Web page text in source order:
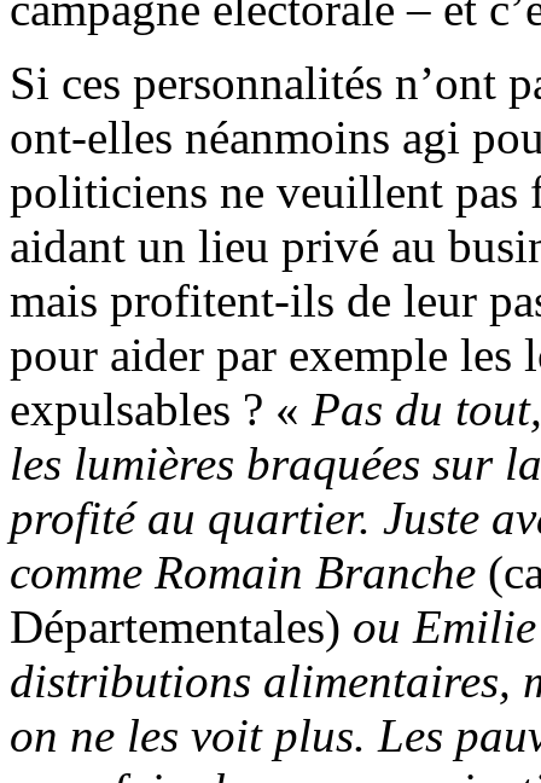
Si ces personnalités n’ont
ont-elles néanmoins agi
politiciens ne veuillent pas
aidant un lieu privé au
mais profitent-ils de leur
pour aider par exemple les
expulsables ? « Pas du tout,
les lumières braquées sur
profité au quartier. Juste
comme Romain Branche
Départementales) ou
distributions alimentaires,
on ne les voit plus. Les